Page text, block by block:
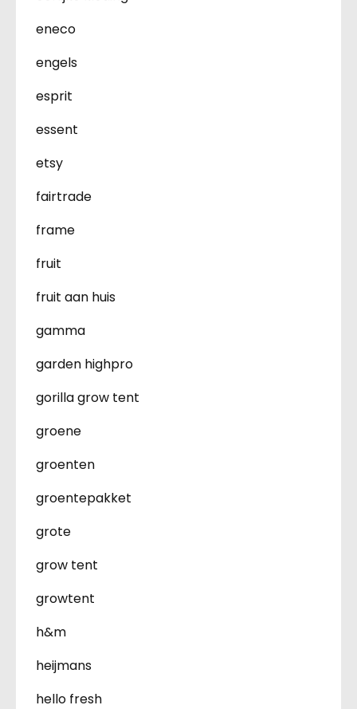
eneco
engels
esprit
essent
etsy
fairtrade
frame
fruit
fruit aan huis
gamma
garden highpro
gorilla grow tent
groene
groenten
groentepakket
grote
grow tent
growtent
h&m
heijmans
hello fresh